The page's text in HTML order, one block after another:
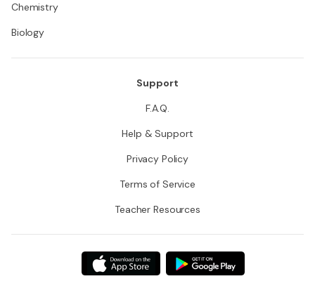
Chemistry
Biology
Support
F.A.Q.
Help & Support
Privacy Policy
Terms of Service
Teacher Resources